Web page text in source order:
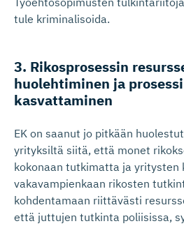
tule kriminalisoida.
3. Rikosprosessin
huolehtiminen ja
kasvattaminen
EK on saanut jo pitkään
yrityksiltä siitä, että monet
kokonaan tutkimatta ja yritysten
vakavampienkaan rikosten
kohdentamaan riittävästi
että juttujen tutkinta poliisissa,